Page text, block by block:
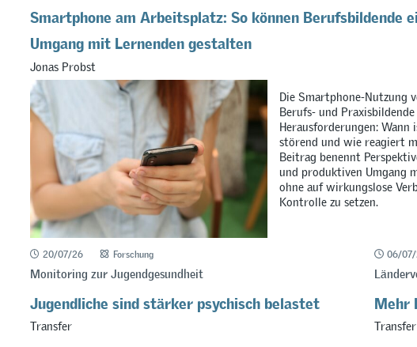
Smartphone am Arbeitsplatz: So können Berufsbildende
Umgang mit Lernenden gestalten
Jonas Probst
Die Smartphone-Nutzung
Berufs- und
Herausforderungen: Wann
störend und wie reagiert
Beitrag benennt
und produktiven Umgang
ohne auf wirkungslose
Kontrolle zu setzen.
20/07/26 Forschung
Monitoring zur Jugendgesundheit
Jugendliche sind stärker psychisch belastet
Transfer
06/
Mehr
Transfer